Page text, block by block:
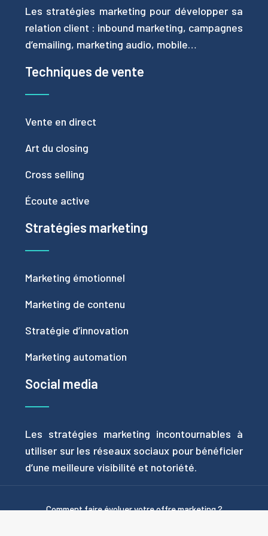
Les stratégies marketing pour développer sa
relation client : inbound marketing, campagnes
d’emailing, marketing audio, mobile…
Techniques de vente
Vente en direct
Art du closing
Cross selling
Écoute active
Stratégies marketing
Marketing émotionnel
Marketing de contenu
Stratégie d’innovation
Marketing automation
Social media
Les stratégies marketing incontournables à
utiliser sur les réseaux sociaux pour bénéficier
d’une meilleure visibilité et notoriété.
Comment faire évoluer votre offre marketing ?